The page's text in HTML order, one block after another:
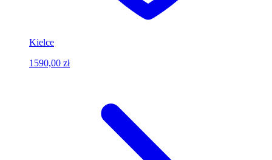
Kielce
1590,00 zł